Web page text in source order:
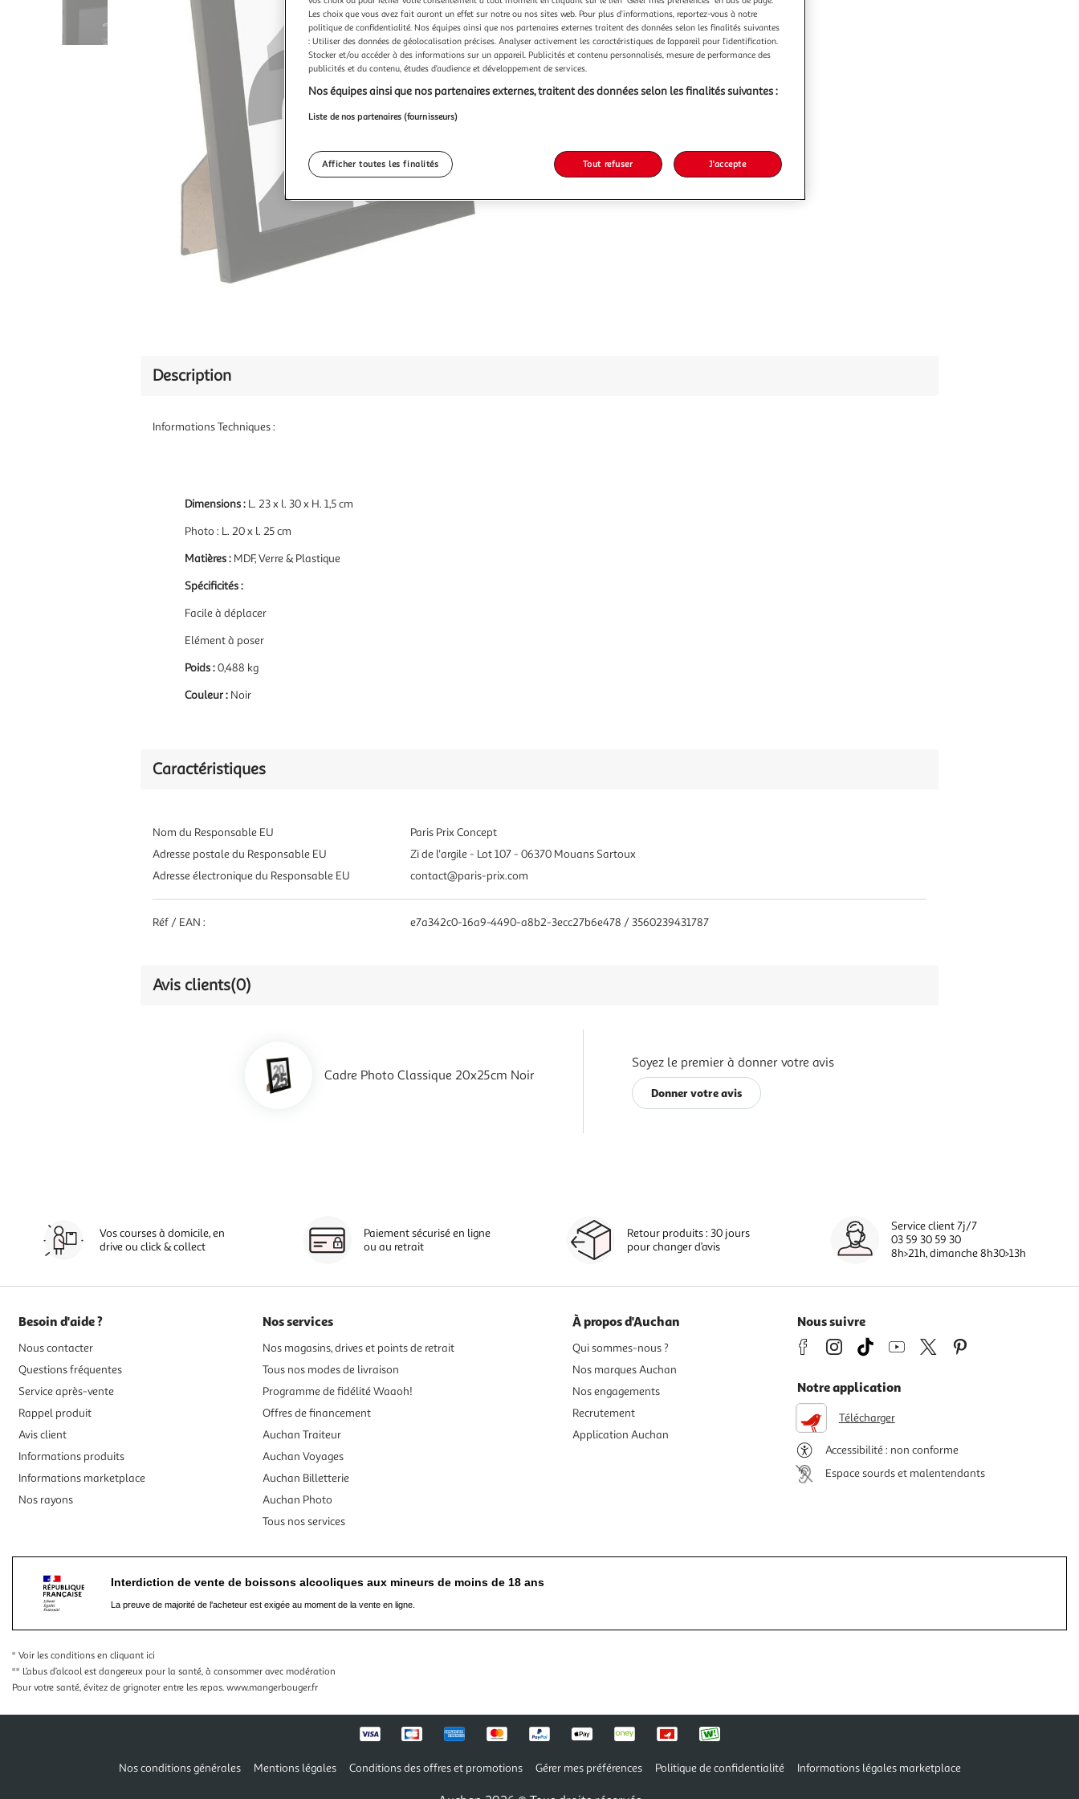
Description
Informations Techniques :
Dimensions : L. 23 x l. 30 x H. 1,5 cm
Photo : L. 20 x l. 25 cm
Matières : MDF, Verre & Plastique
Spécificités :
Facile à déplacer
Elément à poser
Poids :0,488 kg
Couleur : Noir
Caractéristiques
Nom du Responsable EU
Paris Prix Concept
Adresse postale du Responsable EU
Zi de l'argile - Lot 107 - 06370 Mouans Sartoux
Adresse électronique du Responsable EU
contact@paris-prix.com
Réf / EAN : e7a342c0-16a9-4490-a8b2-3ecc27b6e478 / 3560239431787
Avis clients(0)
Cadre Photo Classique 20x25cm Noir
Soyez le premier à donner votre avis
Donner votre avis
Vos courses à domicile, en
drive ou click & collect
Paiement sécurisé en ligne
ou au retrait
Retour produits : 30 jours
pour changer d’avis
Service client 7j/7
03 59 30 59 30
8h>21h, dimanche 8h30>13h
Besoin d'aide ?
Nous contacter
Questions fréquentes
Service après-vente
Rappel produit
Avis client
Informations produits
Informations marketplace
Nos rayons
Nos services
Nos magasins, drives et points de retrait
Tous nos modes de livraison
Programme de fidélité Waaoh!
Offres de financement
Auchan Traiteur
Auchan Voyages
Auchan Billetterie
Auchan Photo
Tous nos services
À propos d'Auchan
Qui sommes-nous ?
Nos marques Auchan
Nos engagements
Recrutement
Application Auchan
Nous suivre
Notre application
Télécharger
Accessibilité : non conforme
Espace sourds et malentendants
Interdiction de vente de boissons alcooliques aux mineurs de moins de 18 ans
La preuve de majorité de l'acheteur est exigée au moment de la vente en ligne.
* Voir les conditions en cliquant ici
** L’abus d’alcool est dangereux pour la santé, à consommer avec modération
Pour votre santé, évitez de grignoter entre les repas. www.mangerbouger.fr
Nos conditions générales Mentions légales Conditions des offres et promotions Gérer mes préférences Politique de confidentialité Informations légales marketplace
Les choix que vous avez fait auront un effet sur notre ou nos sites web. Pour plus d’informations, reportez-vous à notre
politique de confidentialité. Nos équipes ainsi que nos partenaires externes traitent des données selon les finalités suivantes
: Utiliser des données de géolocalisation précises. Analyser activement les caractéristiques de l’appareil pour l’identification.
Stocker et/ou accéder à des informations sur un appareil. Publicités et contenu personnalisés, mesure de performance des
publicités et du contenu, études d’audience et développement de services.
Nos équipes ainsi que nos partenaires externes, traitent des données selon les finalités suivantes :
Liste de nos partenaires (fournisseurs)
Afficher toutes les finalités Tout refuser J'accepte